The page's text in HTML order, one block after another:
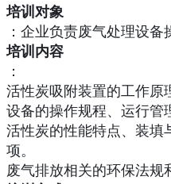
培训对象
：企业负责废气处理设备
培训内容
：
活性炭吸附装置的工作原
设备的操作规程、运行管
活性炭的性能特点、装填
项。
废气排放相关的环保法规